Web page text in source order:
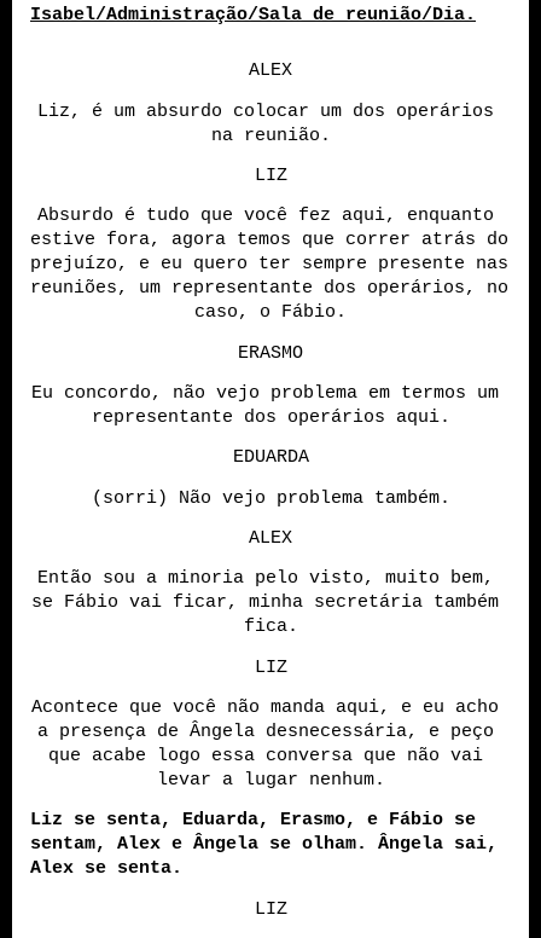
Isabel/Administração/Sala de reunião/Dia.
ALEX
Liz, é um absurdo colocar um dos operários
na reunião.
LIZ
Absurdo é tudo que você fez aqui, enquanto
estive fora, agora temos que correr atrás do
prejuízo, e eu quero ter sempre presente nas
reuniões, um representante dos operários, no
caso, o Fábio.
ERASMO
Eu concordo, não vejo problema em termos um
representante dos operários aqui.
EDUARDA
(sorri) Não vejo problema também.
ALEX
Então sou a minoria pelo visto, muito bem,
se Fábio vai ficar, minha secretária também
fica.
LIZ
Acontece que você não manda aqui, e eu acho
a presença de Ângela desnecessária, e peço
que acabe logo essa conversa que não vai
levar a lugar nenhum.
Liz se senta, Eduarda, Erasmo, e Fábio se
sentam, Alex e Ângela se olham. Ângela sai,
Alex se senta.
LIZ